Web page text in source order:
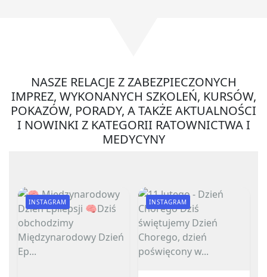
NASZE RELACJE Z ZABEZPIECZONYCH
IMPREZ, WYKONANYCH SZKOLEŃ, KURSÓW,
POKAZÓW, PORADY, A TAKŻE AKTUALNOŚCI
I NOWINKI Z KATEGORII RATOWNICTWA I
MEDYCYNY
INSTAGRAM INSTAGRAM